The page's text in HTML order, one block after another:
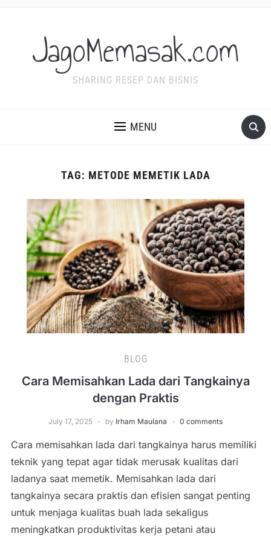
JagoMemasak.com
SHARING RESEP DAN BISNIS
MENU
TAG: METODE MEMETIK LADA
BLOG
Cara Memisahkan Lada dari Tangkainya
dengan Praktis
July 17, 2025 by Irham Maulana 0 comments
Cara memisahkan lada dari tangkainya harus memiliki
teknik yang tepat agar tidak merusak kualitas dari
ladanya saat memetik. Memisahkan lada dari
tangkainya secara praktis dan efisien sangat penting
untuk menjaga kualitas buah lada sekaligus
meningkatkan produktivitas kerja petani atau